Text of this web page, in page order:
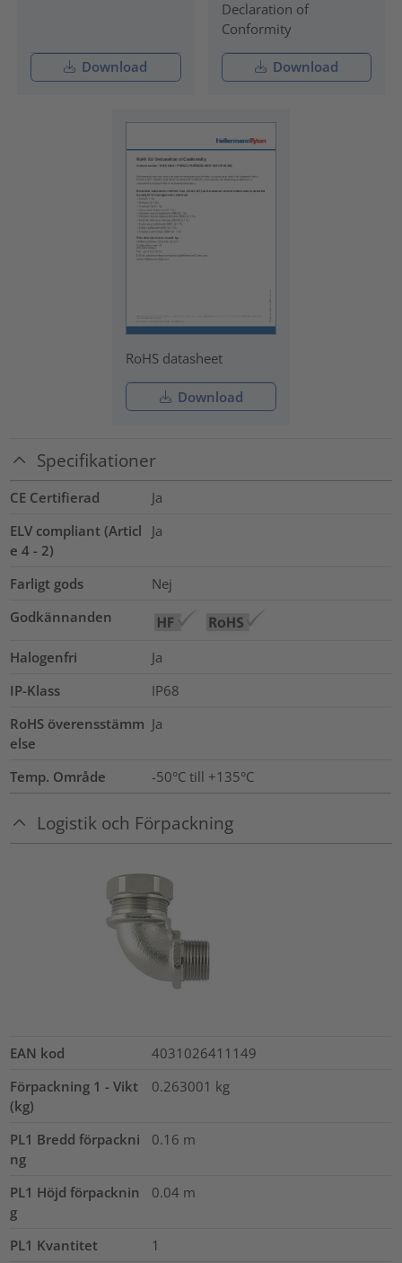
Download
Declaration of
Conformity
Download
RoHS datasheet
Download
Specifikationer
CE Certifierad
Ja
ELV compliant (Articl
e 4 - 2)
Ja
Farligt gods
Nej
Godkännanden
Halogenfri
Ja
IP-Klass
IP68
RoHS överensstämm
else
Ja
Temp. Område -50°C till +135°C
Logistik och Förpackning
EAN kod
4031026411149
Förpackning 1 - Vikt
(kg)
0.263001 kg
PL1 Bredd förpackni
ng
0.16 m
PL1 Höjd förpacknin
g
0.04 m
PL1 Kvantitet
1